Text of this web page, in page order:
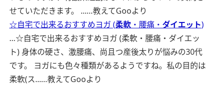
せていただきます。 ...…教えてGooより
☆自宅で出来るおすすめヨガ (柔軟 ・腰痛・ ダイエット)
…☆自宅で出来るおすすめヨガ (柔軟・腰痛・ダイエッ
ト) 身体の硬さ、激腰痛、尚且つ産後太りが悩みの30代
です。 ヨガにも色々種類があるようですね。私の目的は
柔軟(ス...…教えてGooより